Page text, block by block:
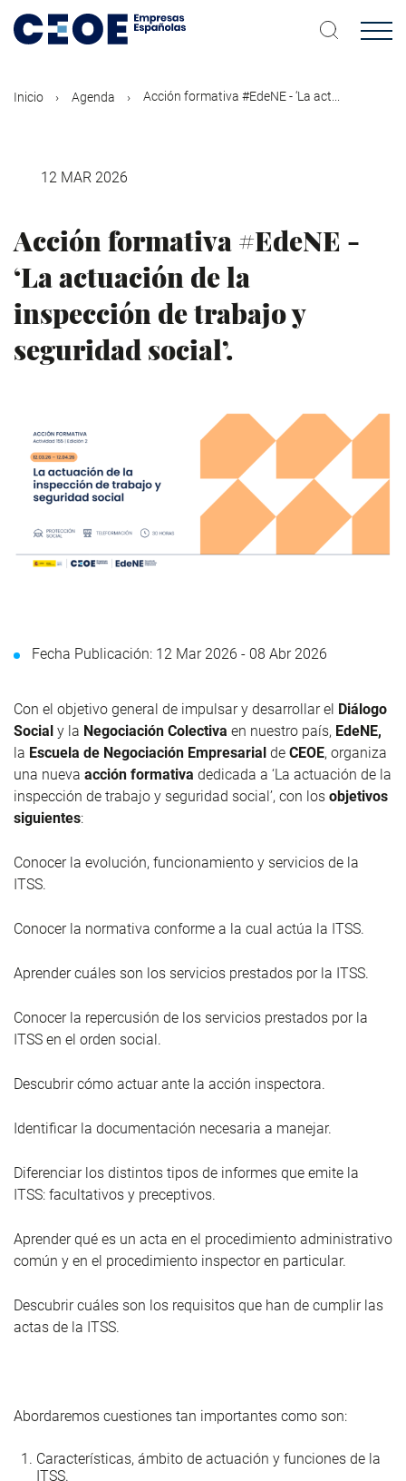
contenido
Inicio Agenda Acción formativa #EdeNE - ‘La act...
12 MAR 2026
Acción formativa #EdeNE -
‘La actuación de la
inspección de trabajo y
seguridad social’.
Fecha Publicación: 12 Mar 2026 - 08 Abr 2026
Con el objetivo general de impulsar y desarrollar el Diálogo
Social y la Negociación Colectiva en nuestro país, EdeNE,
la Escuela de Negociación Empresarial de CEOE, organiza
una nueva acción formativa dedicada a ‘La actuación de la
inspección de trabajo y seguridad social’, con los objetivos
siguientes:
Conocer la evolución, funcionamiento y servicios de la
ITSS.
Conocer la normativa conforme a la cual actúa la ITSS.
Aprender cuáles son los servicios prestados por la ITSS.
Conocer la repercusión de los servicios prestados por la
ITSS en el orden social.
Descubrir cómo actuar ante la acción inspectora.
Identificar la documentación necesaria a manejar.
Diferenciar los distintos tipos de informes que emite la
ITSS: facultativos y preceptivos.
Aprender qué es un acta en el procedimiento administrativo
común y en el procedimiento inspector en particular.
Descubrir cuáles son los requisitos que han de cumplir las
actas de la ITSS.
Abordaremos cuestiones tan importantes como son:
Características, ámbito de actuación y funciones de la
ITSS.